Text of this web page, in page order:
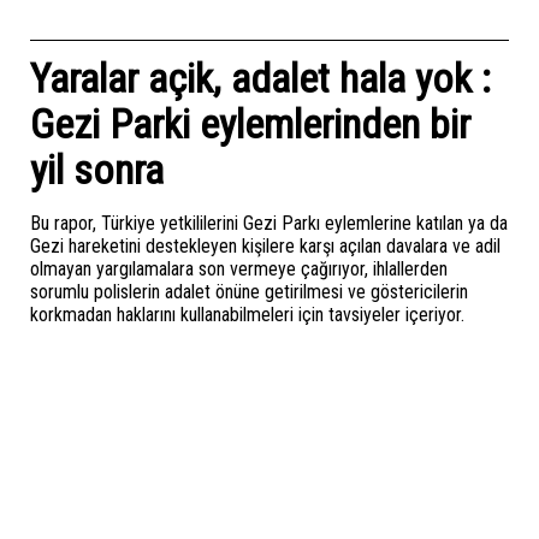
Yaralar açik, adalet hala yok :
Gezi Parki eylemlerinden bir
yil sonra
Bu rapor, Türkiye yetkililerini Gezi Parkı eylemlerine katılan ya da
Gezi hareketini destekleyen kişilere karşı açılan davalara ve adil
olmayan yargılamalara son vermeye çağırıyor, ihlallerden
sorumlu polislerin adalet önüne getirilmesi ve göstericilerin
korkmadan haklarını kullanabilmeleri için tavsiyeler içeriyor.